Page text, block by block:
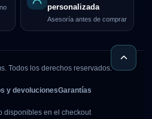
personalizada
Asesoría antes de comprar
Todos los derechos reservados.
y devolucionesGarantías
disponibles en el checkout